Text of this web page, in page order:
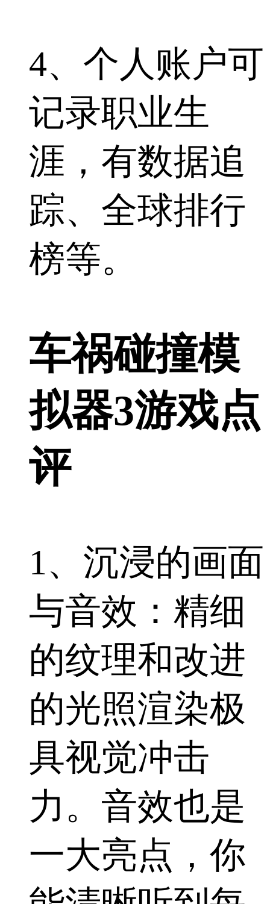
4、个人账户可
记录职业生
涯，有数据追
踪、全球排行
榜等。
车祸碰撞模
拟器3游戏点
评
1、沉浸的画面
与音效：精细
的纹理和改进
的光照渲染极
具视觉冲击
力。音效也是
一大亮点，你